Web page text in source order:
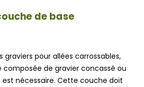
de base
graviers pour allées carrossables,
de gravier concassé ou
nécessaire. Cette couche doit